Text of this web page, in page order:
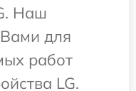
Наш
для
работ
LG.